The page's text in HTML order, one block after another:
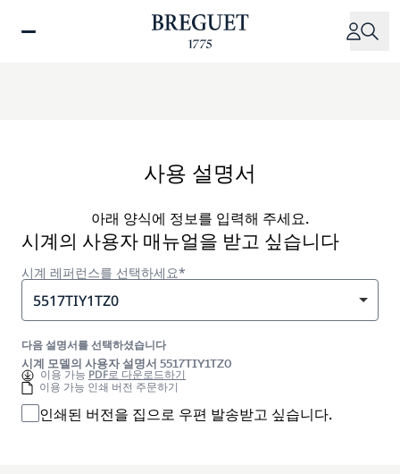
사용 설명서
아래 양식에 정보를 입력해 주세요.
시계의 사용자 매뉴얼을 받고 싶습니다
시계 레퍼런스를 선택하세요*
5517TIY1TZ0
다음 설명서를 선택하셨습니다
시계 모델의 사용자 설명서 5517TIY1TZ0
이용 가능 PDF로 다운로드하기
이용 가능 인쇄 버전 주문하기
인쇄된 버전을 집으로 우편 발송받고 싶습니다.